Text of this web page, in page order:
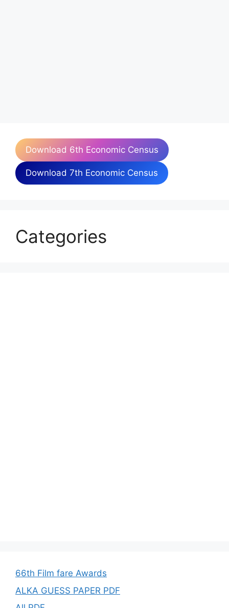
Download 6th Economic Census
Download 7th Economic Census
Categories
66th Film fare Awards
ALKA GUESS PAPER PDF